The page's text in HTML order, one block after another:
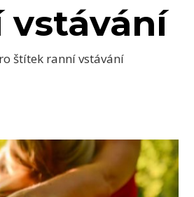
vstávání
štítek ranní vstávání